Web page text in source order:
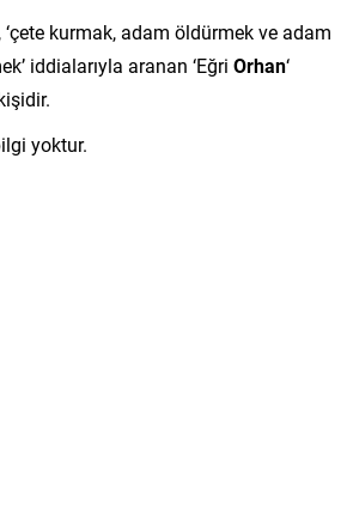
‘çete kurmak, adam öldürmek ve adam
iddialarıyla aranan ‘Eğri Orhan‘
yoktur.